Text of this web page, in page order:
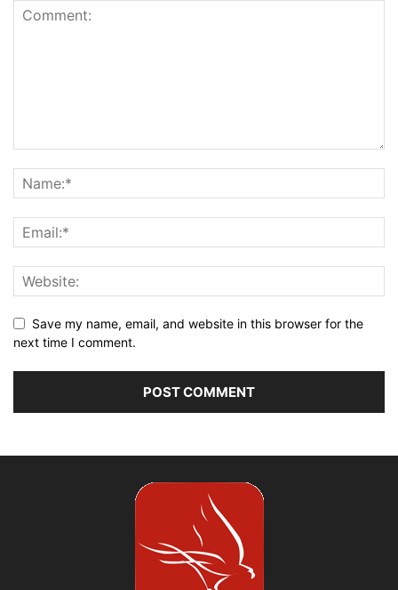
Save my name, email, and website in this browser for the
next time I comment.